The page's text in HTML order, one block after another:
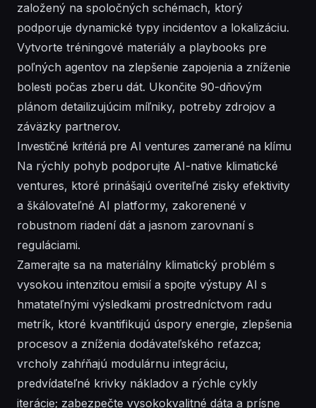
založený na spoločných schémach, ktorý
podporuje dynamické typy incidentov a lokalizáciu.
Vytvorte tréningové materiály a playbooks pre
poľných agentov na zlepšenie zapojenia a zníženie
bolesti počas zberu dát. Ukončite 90-dňovým
plánom detailizujúcim míľniky, potreby zdrojov a
záväzky partnerov.
Investičné kritériá pre AI ventures zamerané na klímu
Na rýchly pohyb podporujte AI-native klimatické
ventures, ktoré prinášajú overiteľné zisky efektivity
a škálovateľné AI platformy, zakorenené v
robustnom riadení dát a jasnom zarovnaní s
reguláciami.
Zamerajte sa na materiálny klimatický problém s
vysokou intenzitou emisií a spojte výstupy AI s
hmatateľnými výsledkami prostredníctvom radu
metrík, ktoré kvantifikujú úspory energie, zlepšenia
procesov a zníženia dodávateľského reťazca;
vrcholy zahŕňajú modulárnu integráciu,
predvídateľné krivky nákladov a rýchle cykly
iterácie; zabezpečte vysokokvalitné dáta a prísne